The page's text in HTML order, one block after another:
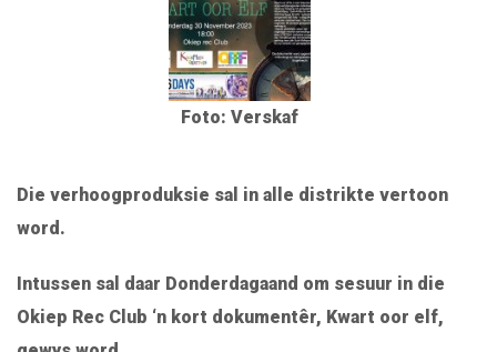
Foto: Verskaf
Die verhoogproduksie sal in alle distrikte vertoon
word.
Intussen sal daar Donderdagaand om sesuur in die
Okiep Rec Club ‘n kort dokumentêr, Kwart oor elf,